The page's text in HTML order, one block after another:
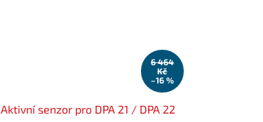
6 464
Kč
–16 %
Aktivní senzor pro DPA 21 / DPA 22